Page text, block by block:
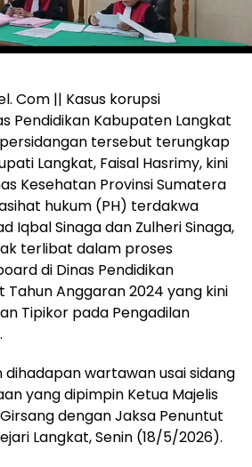
Com || Kasus korupsi
Pendidikan Kabupaten Langkat
tersebut terungkap
Langkat, Faisal Hasrimy, kini
Kesehatan Provinsi Sumatera
hukum (PH) terdakwa
Iqbal Sinaga dan Zulheri Sinaga,
terlibat dalam proses
di Dinas Pendidikan
Tahun Anggaran 2024 yang kini
Tipikor pada Pengadilan
dihadapan wartawan usai sidang
yang dipimpin Ketua Majelis
dengan Jaksa Penuntut
Langkat, Senin (18/5/2026).